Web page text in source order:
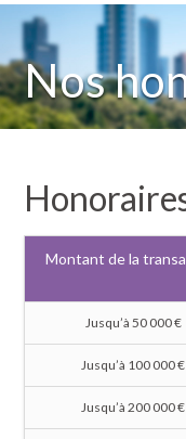
Nos
Montant de la
Jusqu’à 50 000 €
Jusqu’à 100 000 €
Jusqu’à 200 000 €